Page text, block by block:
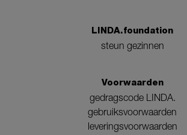
LINDA.foundation
steun gezinnen
Voorwaarden
gedragscode LINDA.
gebruiksvoorwaarden
leveringsvoorwaarden